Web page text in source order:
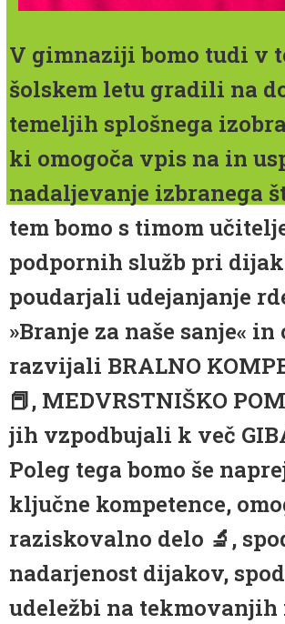
V gimnaziji bomo tudi v
šolskem letu gradili na
temeljih splošnega
ki omogoča vpis na in
nadaljevanje izbranega
tem bomo s timom
podpornih služb pri
poudarjali udejanjanje
»Branje za naše sanje« in
razvijali BRALNO
📕, MEDVRSTNIŠKO
jih vzpodbujali k več
Poleg tega bomo še
ključne kompetence,
raziskovalno delo 🔬,
nadarjenost dijakov,
udeležbi na tekmovanjih